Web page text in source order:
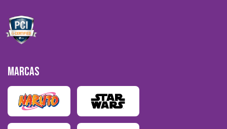
MARCAS